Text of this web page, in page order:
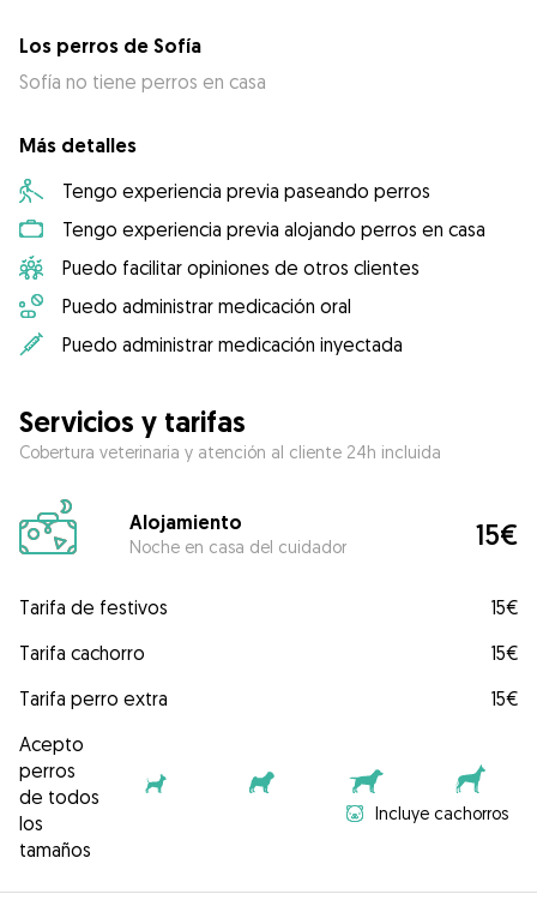
Los perros de Sofía
Sofía no tiene perros en casa
Más detalles
Tengo experiencia previa paseando perros
Tengo experiencia previa alojando perros en casa
Puedo facilitar opiniones de otros clientes
Puedo administrar medicación oral
Puedo administrar medicación inyectada
Servicios y tarifas
Cobertura veterinaria y atención al cliente 24h incluida
Alojamiento
Noche en casa del cuidador 15€
Tarifa de festivos
15€
Tarifa cachorro
15€
Tarifa perro extra
15€
Acepto
perros
de todos
los
tamaños
Incluye cachorros